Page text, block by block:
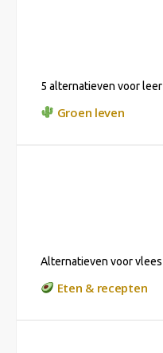
5 alternatieven voor leer
Groen leven
Alternatieven voor vlees
Eten & recepten